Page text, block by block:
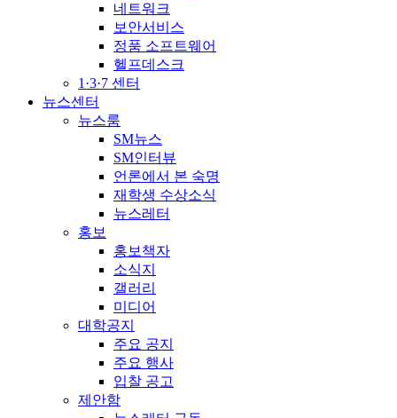
네트워크
보안서비스
정품 소프트웨어
헬프데스크
1·3·7 센터
뉴스센터
뉴스룸
SM뉴스
SM인터뷰
언론에서 본 숙명
재학생 수상소식
뉴스레터
홍보
홍보책자
소식지
갤러리
미디어
대학공지
주요 공지
주요 행사
입찰 공고
제안함